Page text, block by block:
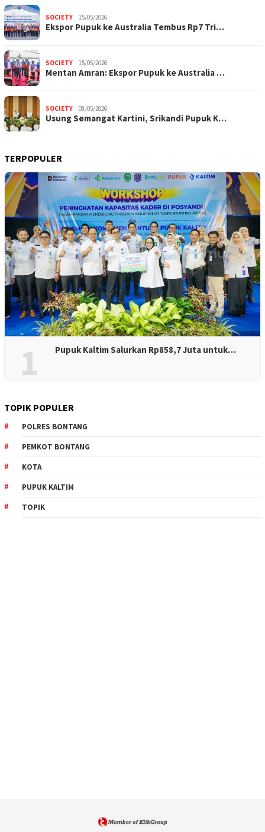
SOCIETY 15/05/2026
Ekspor Pupuk ke Australia Tembus Rp7 Tri…
SOCIETY 15/05/2026
Mentan Amran: Ekspor Pupuk ke Australia …
SOCIETY 08/05/2026
Usung Semangat Kartini, Srikandi Pupuk K…
TERPOPULER
1 Pupuk Kaltim Salurkan Rp858,7 Juta untuk…
TOPIK POPULER
POLRES BONTANG
PEMKOT BONTANG
KOTA
PUPUK KALTIM
TOPIK